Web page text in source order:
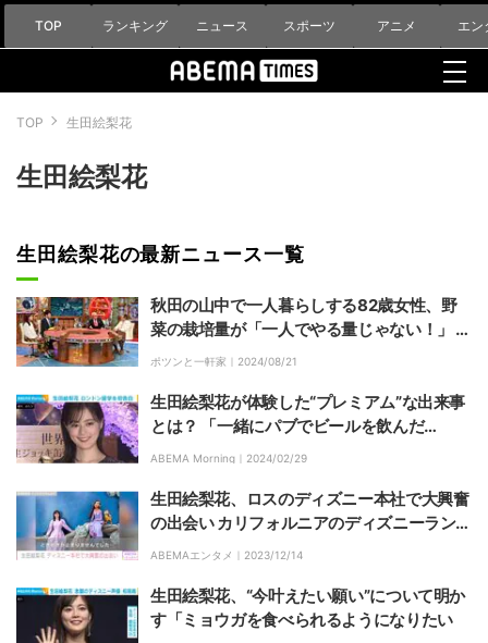
TOP ランキング ニュース スポーツ アニメ エン
TOP 生田絵梨花
生田絵梨花
生田絵梨花の最新ニュース一覧
秋田の山中で一人暮らしする82歳女性、野
菜の栽培量が「一人でやる量じゃない！」 取
材陣も驚き
ポツンと一軒家｜ 2024/08/21
生田絵梨花が体験した“プレミアム”な出来事
とは？ 「一緒にパブでビールを飲んだ
（笑）」
ABEMA Morning｜ 2024/02/29
生田絵梨花、ロスのディズニー本社で大興奮
の出会い カリフォルニアのディズニーランド
も満喫
ABEMAエンタメ｜ 2023/12/14
生田絵梨花、“今叶えたい願い”について明か
す「ミョウガを食べられるようになりたい